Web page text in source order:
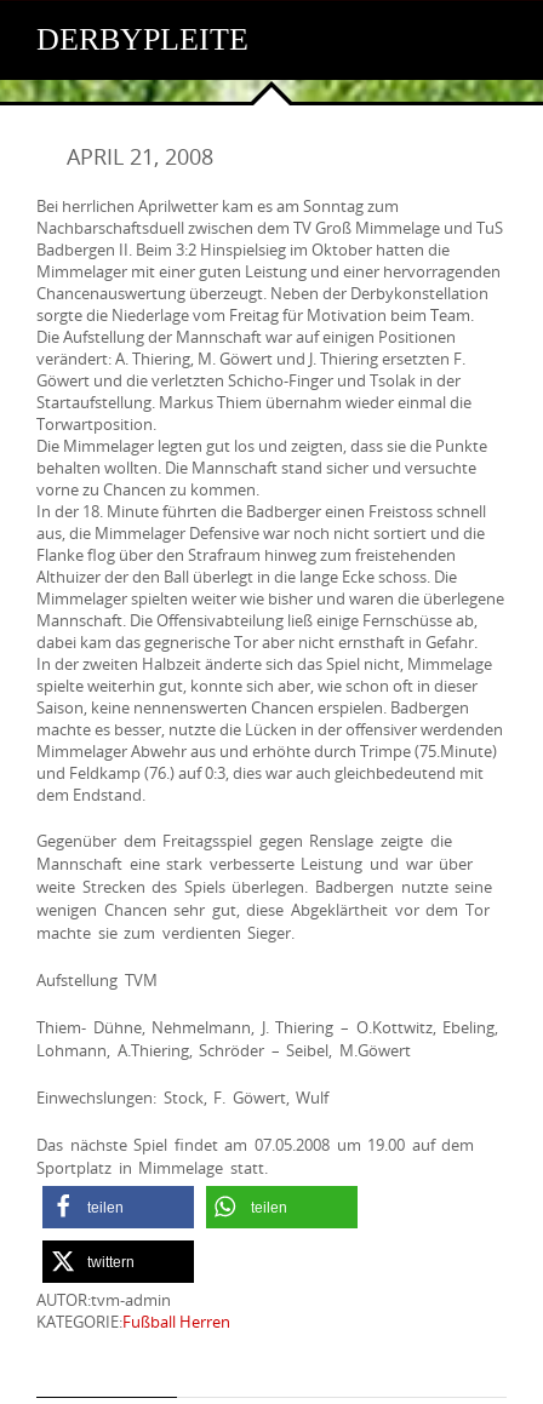
DERBYPLEITE
APRIL 21, 2008
Bei herrlichen Aprilwetter kam es am Sonntag zum
Nachbarschaftsduell zwischen dem TV Groß Mimmelage und TuS
Badbergen II. Beim 3:2 Hinspielsieg im Oktober hatten die
Mimmelager mit einer guten Leistung und einer hervorragenden
Chancenauswertung überzeugt. Neben der Derbykonstellation
sorgte die Niederlage vom Freitag für Motivation beim Team.
Die Aufstellung der Mannschaft war auf einigen Positionen
verändert: A. Thiering, M. Göwert und J. Thiering ersetzten F.
Göwert und die verletzten Schicho-Finger und Tsolak in der
Startaufstellung. Markus Thiem übernahm wieder einmal die
Torwartposition.
Die Mimmelager legten gut los und zeigten, dass sie die Punkte
behalten wollten. Die Mannschaft stand sicher und versuchte
vorne zu Chancen zu kommen.
In der 18. Minute führten die Badberger einen Freistoss schnell
aus, die Mimmelager Defensive war noch nicht sortiert und die
Flanke flog über den Strafraum hinweg zum freistehenden
Althuizer der den Ball überlegt in die lange Ecke schoss. Die
Mimmelager spielten weiter wie bisher und waren die überlegene
Mannschaft. Die Offensivabteilung ließ einige Fernschüsse ab,
dabei kam das gegnerische Tor aber nicht ernsthaft in Gefahr.
In der zweiten Halbzeit änderte sich das Spiel nicht, Mimmelage
spielte weiterhin gut, konnte sich aber, wie schon oft in dieser
Saison, keine nennenswerten Chancen erspielen. Badbergen
machte es besser, nutzte die Lücken in der offensiver werdenden
Mimmelager Abwehr aus und erhöhte durch Trimpe (75.Minute)
und Feldkamp (76.) auf 0:3, dies war auch gleichbedeutend mit
dem Endstand.
Gegenüber dem Freitagsspiel gegen Renslage zeigte die
Mannschaft eine stark verbesserte Leistung und war über
weite Strecken des Spiels überlegen. Badbergen nutzte seine
wenigen Chancen sehr gut, diese Abgeklärtheit vor dem Tor
machte sie zum verdienten Sieger.
Aufstellung TVM
Thiem- Dühne, Nehmelmann, J. Thiering – O.Kottwitz, Ebeling,
Lohmann, A.Thiering, Schröder – Seibel, M.Göwert
Einwechslungen: Stock, F. Göwert, Wulf
Das nächste Spiel findet am 07.05.2008 um 19.00 auf dem
Sportplatz in Mimmelage statt.
teilen teilen
twittern
AUTOR:tvm-admin
KATEGORIE:Fußball Herren